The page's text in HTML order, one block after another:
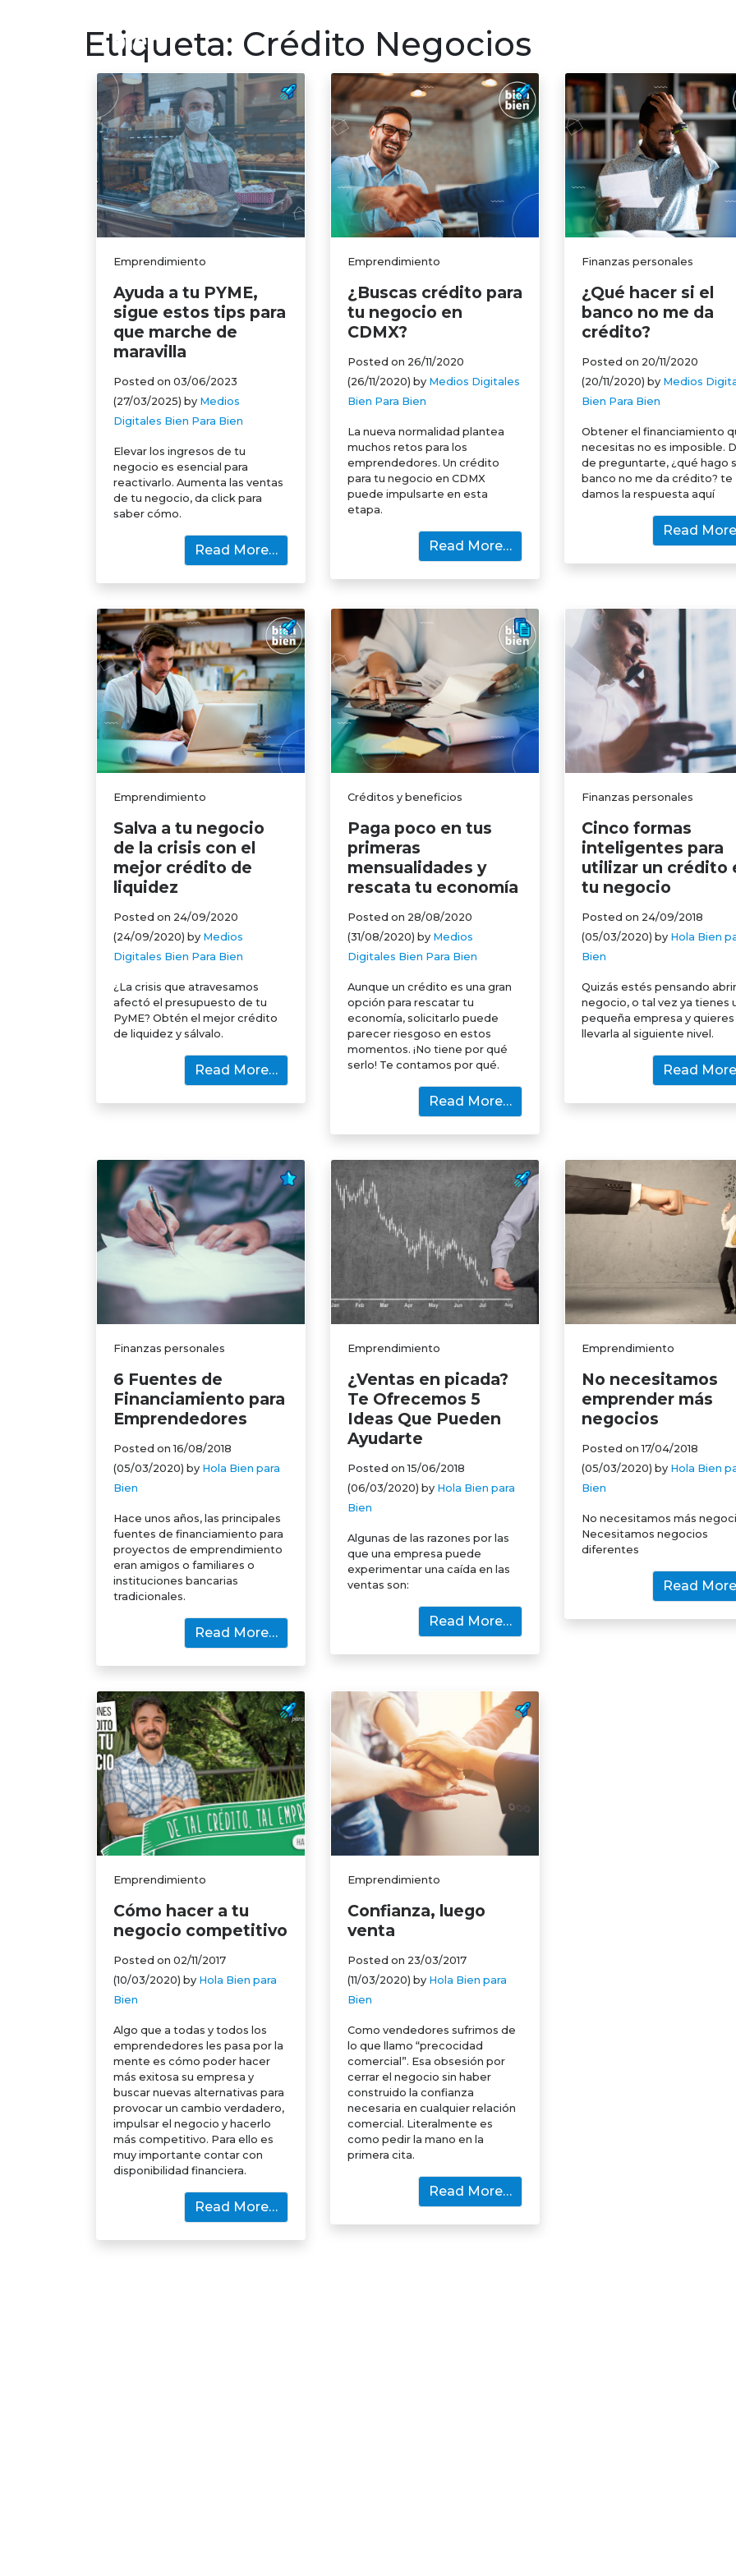
Etiqueta: Crédito Negocios
Emprendimiento
Ayuda a tu PYME,
sigue estos tips para
que marche de
maravilla
Posted on 03/06/2023
(27/03/2025) by Medios
Digitales Bien Para Bien
Elevar los ingresos de tu
negocio es esencial para
reactivarlo. Aumenta las ventas
de tu negocio, da click para
saber cómo.
Read More…
Emprendimiento
¿Buscas crédito para
tu negocio en
CDMX?
Posted on 26/11/2020
(26/11/2020) byMedios Digitales
Bien Para Bien
La nueva normalidad plantea
muchos retos para los
emprendedores. Un crédito
para tu negocio en CDMX
puede impulsarte en esta
etapa.
Read More…
Finanzas personales
¿Qué hacer si el
banco no me da
crédito?
Posted on 20/11/2020
(20/11/2020) byMedios
Bien Para Bien
Obtener el financiamiento
necesitas no es imposible.
de preguntarte, ¿qué hago
banco no me da crédito? te
damos la respuesta aquí
Read
Emprendimiento
Salva a tu negocio
de la crisis con el
mejor crédito de
liquidez
Posted on 24/09/2020
(24/09/2020) by Medios
Digitales Bien Para Bien
¿La crisis que atravesamos
afectó el presupuesto de tu
PyME? Obtén el mejor crédito
de liquidez y sálvalo.
Read More…
Créditos y beneficios
Paga poco en tus
primeras
mensualidades y
rescata tu economía
Posted on 28/08/2020
(31/08/2020) byMedios
Digitales Bien Para Bien
Aunque un crédito es una gran
opción para rescatar tu
economía, solicitarlo puede
parecer riesgoso en estos
momentos. ¡No tiene por qué
serlo! Te contamos por qué.
Read More…
Finanzas personales
Cinco formas
inteligentes para
utilizar un crédito
tu negocio
Posted on 24/09/2018
(05/03/2020) byHola Bien
Bien
Quizás estés pensando
negocio, o tal vez ya tienes
pequeña empresa y quieres
llevarla al siguiente nivel.
Read
Finanzas personales
6 Fuentes de
Financiamiento para
Emprendedores
Posted on16/08/2018
(05/03/2020) by Hola Bien para
Bien
Hace unos años, las principales
fuentes de financiamiento para
proyectos de emprendimiento
eran amigos o familiares o
instituciones bancarias
tradicionales.
Read More…
Emprendimiento
¿Ventas en picada?
Te Ofrecemos 5
Ideas Que Pueden
Ayudarte
Posted on15/06/2018
(06/03/2020) byHola Bien para
Bien
Algunas de las razones por las
que una empresa puede
experimentar una caída en las
ventas son:
Read More…
Emprendimiento
No necesitamos
emprender más
negocios
Posted on17/04/2018
(05/03/2020) byHola Bien
Bien
No necesitamos más
Necesitamos negocios
diferentes
Read
Emprendimiento
Cómo hacer a tu
negocio competitivo
Posted on 02/11/2017
(10/03/2020) by Hola Bien para
Bien
Algo que a todas y todos los
emprendedores les pasa por la
mente es cómo poder hacer
más exitosa su empresa y
buscar nuevas alternativas para
provocar un cambio verdadero,
impulsar el negocio y hacerlo
más competitivo. Para ello es
muy importante contar con
disponibilidad financiera.
Read More…
Emprendimiento
Confianza, luego
venta
Posted on 23/03/2017
(11/03/2020) byHola Bien para
Bien
Como vendedores sufrimos de
lo que llamo “precocidad
comercial”. Esa obsesión por
cerrar el negocio sin haber
construido la confianza
necesaria en cualquier relación
comercial. Literalmente es
como pedir la mano en la
primera cita.
Read More…